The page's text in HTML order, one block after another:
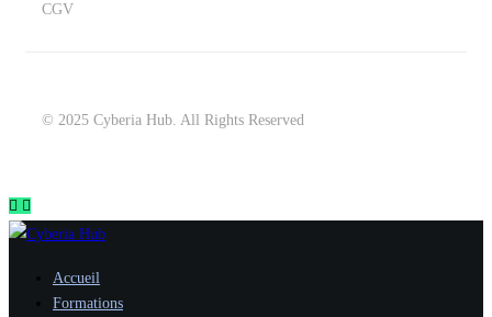
CGV
© 2025 Cyberia Hub. All Rights Reserved
Accueil
Formations